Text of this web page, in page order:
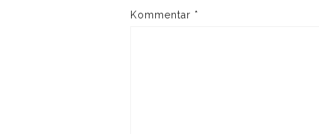
Kommentar *